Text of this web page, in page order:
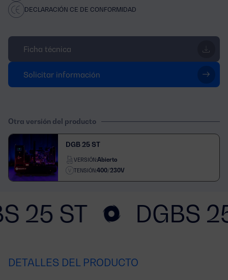
DECLARACIÓN CE DE CONFORMIDAD
Ficha técnica
Solicitar información
Otra versión del producto
DGB 25 ST
VERSIÓN:Abierto
TENSIÓN:400/230V
25 ST DGBS
DETALLES DEL PRODUCTO